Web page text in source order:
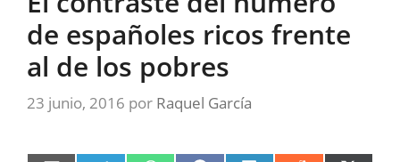
de españoles ricos frente
al de los pobres
23 junio, 2016 por Raquel García